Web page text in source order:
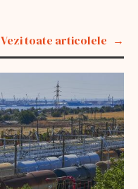
Vezi toate articolele